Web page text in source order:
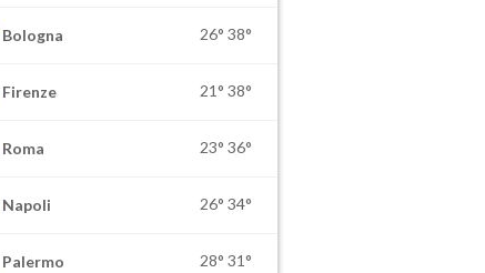
Bologna 26° 38°
Firenze 21° 38°
Roma 23° 36°
Napoli 26° 34°
Palermo 28° 31°